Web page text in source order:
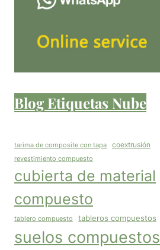
Blog Etiquetas Nube
tarima de composite con tapa coextrusión
revestimiento compuesto
cubierta de material
compuesto
tablero compuesto tableros compuestos
suelos compuestos